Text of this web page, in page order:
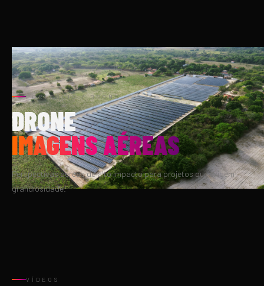
PORTFÓLIO/ DRONE
DRONE
IMAGENS AÉREAS
Perspectivas aéreas de alto impacto para projetos que exigem
grandiosidade.
VÍDEOS